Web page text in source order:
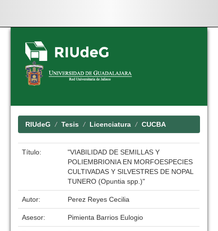
Skip
navigation
RIUdeG Tesis Licenciatura CUCBA
Título:
"VIABILIDAD DE SEMILLAS Y
POLIEMBRIONIA EN MORFOESPECIES
CULTIVADAS Y SILVESTRES DE NOPAL
TUNERO (Opuntia spp.)"
Autor: Perez Reyes Cecilia
Asesor: Pimienta Barrios Eulogio